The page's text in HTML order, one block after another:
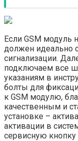
Если GSM модуль
должен идеально
сигнализации.
подключаем все
указаниям в
болты для
к GSM модулю,
качественным и
установке –
активации в
сервисную кнопку